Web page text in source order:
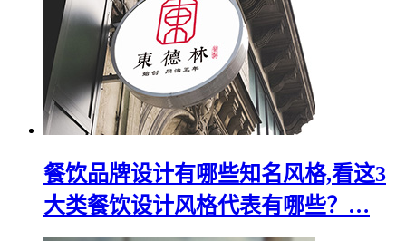
餐饮品牌设计有哪些知名风格,看这3
大类餐饮设计风格代表有哪些？…